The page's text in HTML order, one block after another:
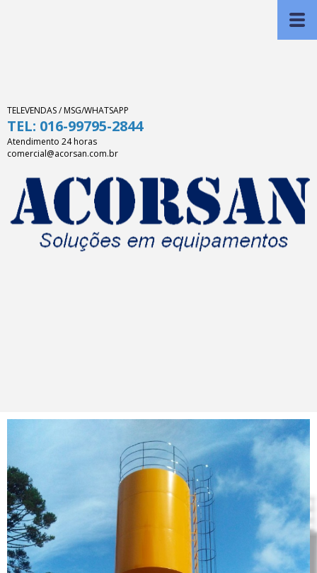
TELEVENDAS / MSG/WHATSAPP
TEL: 016-99795-2844
Atendimento 24 horas
comercial@acorsan.com.br